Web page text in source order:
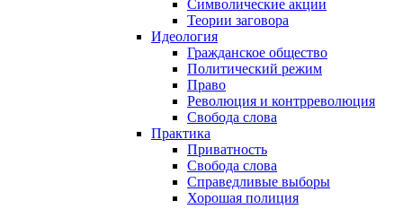
Символические акции
Теории заговора
Идеология
Гражданское общество
Политический режим
Право
Революция и контрреволюция
Свобода слова
Практика
Приватность
Свобода слова
Справедливые выборы
Хорошая полиция